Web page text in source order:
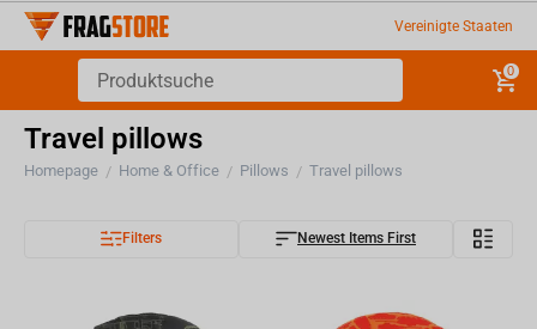
Vereinigte Staaten
0
Travel pillows
Homepage / Home & Office / Pillows / Travel pillows
Filters Newest Items First